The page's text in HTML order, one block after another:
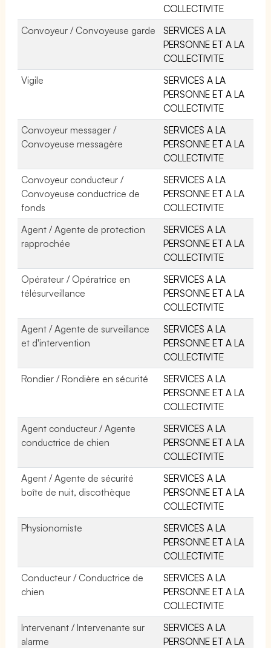
COLLECTIVITE
Convoyeur / Convoyeuse garde
SERVICES A LA
PERSONNE ET A LA
COLLECTIVITE
Vigile
SERVICES A LA
PERSONNE ET A LA
COLLECTIVITE
Convoyeur messager /
Convoyeuse messagère
SERVICES A LA
PERSONNE ET A LA
COLLECTIVITE
Convoyeur conducteur /
Convoyeuse conductrice de
fonds
SERVICES A LA
PERSONNE ET A LA
COLLECTIVITE
Agent / Agente de protection
rapprochée
SERVICES A LA
PERSONNE ET A LA
COLLECTIVITE
Opérateur / Opératrice en
télésurveillance
SERVICES A LA
PERSONNE ET A LA
COLLECTIVITE
Agent / Agente de surveillance
et d'intervention
SERVICES A LA
PERSONNE ET A LA
COLLECTIVITE
Rondier / Rondière en sécurité
SERVICES A LA
PERSONNE ET A LA
COLLECTIVITE
Agent conducteur / Agente
conductrice de chien
SERVICES A LA
PERSONNE ET A LA
COLLECTIVITE
Agent / Agente de sécurité
boîte de nuit, discothèque
SERVICES A LA
PERSONNE ET A LA
COLLECTIVITE
Physionomiste
SERVICES A LA
PERSONNE ET A LA
COLLECTIVITE
Conducteur / Conductrice de
chien
SERVICES A LA
PERSONNE ET A LA
COLLECTIVITE
Intervenant / Intervenante sur
alarme
SERVICES A LA
PERSONNE ET A LA